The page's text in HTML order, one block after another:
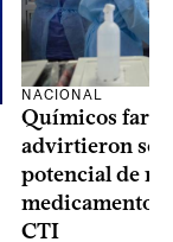
NACIONAL
Químicos
advirtieron
potencial de
medicamentos
CTI